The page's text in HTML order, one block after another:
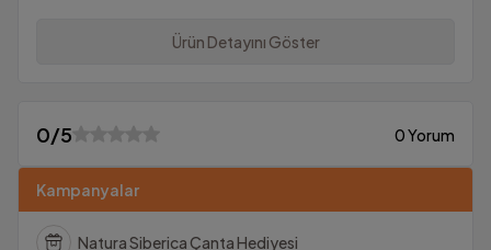
Ürün Detayını Göster
0/5 0 Yorum
Kampanyalar
Natura Siberica Çanta Hediyesi